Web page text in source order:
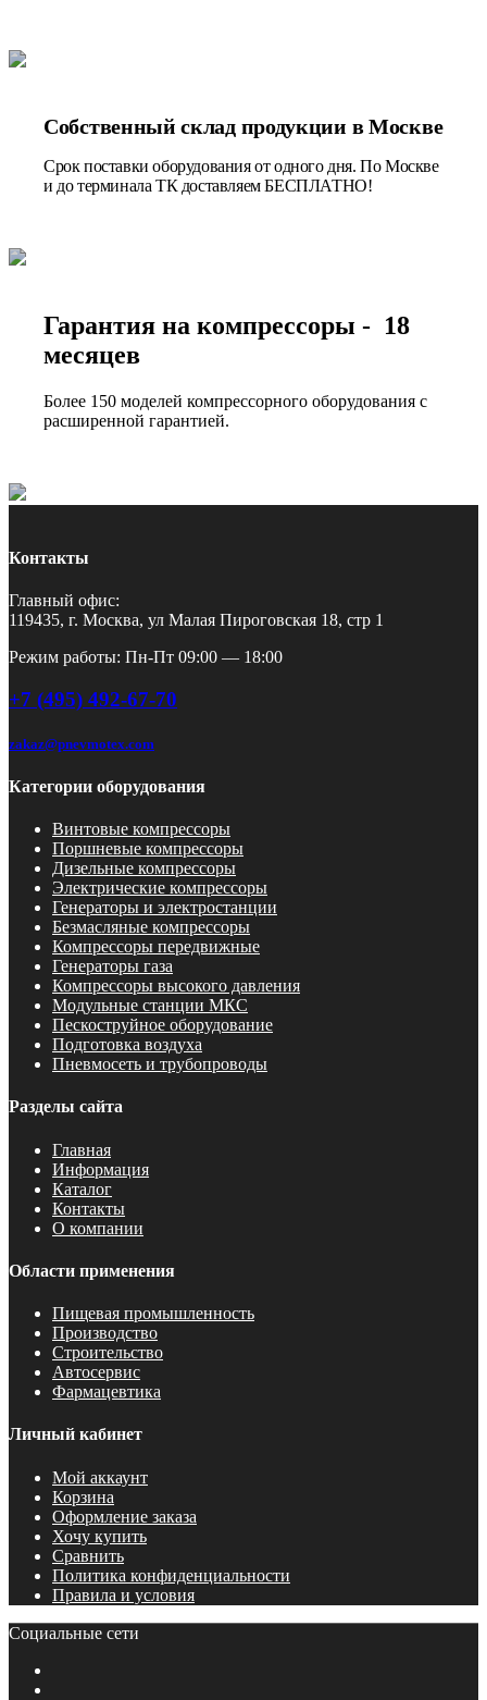
Собственный склад продукции в Москве
Срок поставки оборудования от одного дня. По Москве
и до терминала ТК доставляем БЕСПЛАТНО!
Гарантия на компрессоры - 18
месяцев
Более 150 моделей компрессорного оборудования с
расширенной гарантией.
Контакты
Главный офис:
119435, г. Москва, ул Малая Пироговская 18, стр 1
Режим работы: Пн-Пт 09:00 — 18:00
+7 (495) 492-67-70
zakaz@pnevmotex.com
Категории оборудования
Винтовые компрессоры
Поршневые компрессоры
Дизельные компрессоры
Электрические компрессоры
Генераторы и электростанции
Безмасляные компрессоры
Компрессоры передвижные
Генераторы газа
Компрессоры высокого давления
Модульные станции МКС
Пескоструйное оборудование
Подготовка воздуха
Пневмосеть и трубопроводы
Разделы сайта
Главная
Информация
Каталог
Контакты
О компании
Области применения
Пищевая промышленность
Производство
Строительство
Автосервис
Фармацевтика
Личный кабинет
Мой аккаунт
Корзина
Оформление заказа
Хочу купить
Сравнить
Политика конфиденциальности
Правила и условия
Социальные сети